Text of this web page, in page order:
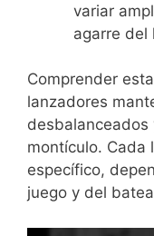
variar
agarre del
Comprender
lanzadores
montículo. Cada
específico,
juego y del